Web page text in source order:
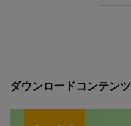
ダウンロードコンテンツ